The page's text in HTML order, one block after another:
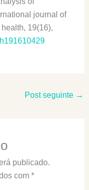
journal of
19(16),
Post seguinte →
publicado.
com *